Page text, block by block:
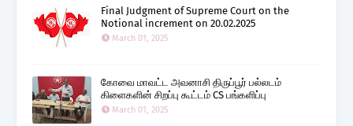
Final Judgment of Supreme Court on the
Notional increment on 20.02.2025
March 01, 2025
கோவை மாவட்ட அவனாசி திருப்பூர் பல்லடம்
கிளைகளின் சிறப்பு கூட்டம் CS பங்களிப்பு
March 01, 2025